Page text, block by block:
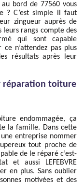
bord de 77560 vous
? C’est simple il faut
zingueur auprès de
leurs rangs compte des
qui sont capable
n’attendez pas plus
résultats après leur
réparation toiture
endommagée, ça
la famille. Dans cette
entreprise nommer
tout proche de
de le réparé c’est-
et aussi LEFEBVRE
en plus. Sans oublier
motivées et des